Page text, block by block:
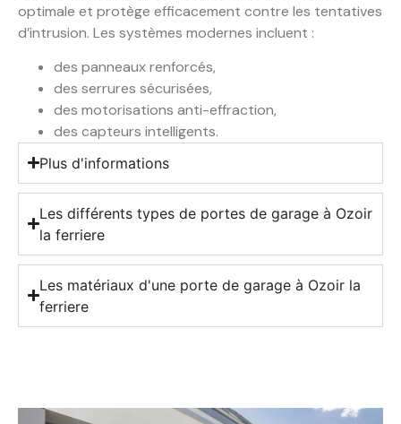
optimale et protège efficacement contre les tentatives
d’intrusion. Les systèmes modernes incluent :
des panneaux renforcés,
des serrures sécurisées,
des motorisations anti-effraction,
des capteurs intelligents.
Plus d'informations
Les différents types de portes de garage à Ozoir
la ferriere
Les matériaux d'une porte de garage à Ozoir la
ferriere